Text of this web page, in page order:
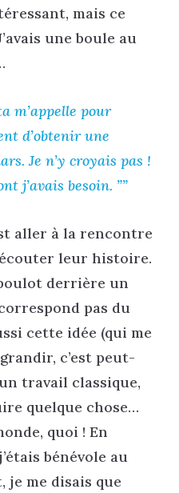
mais ce
une boule au
m’appelle pour
d’obtenir une
Je n’y croyais pas !
j’avais besoin. ”
aller à la rencontre
leur histoire.
derrière un
pas du
cette idée (qui me
c’est peut-
travail classique,
quelque chose…
quoi ! En
bénévole au
je me disais que